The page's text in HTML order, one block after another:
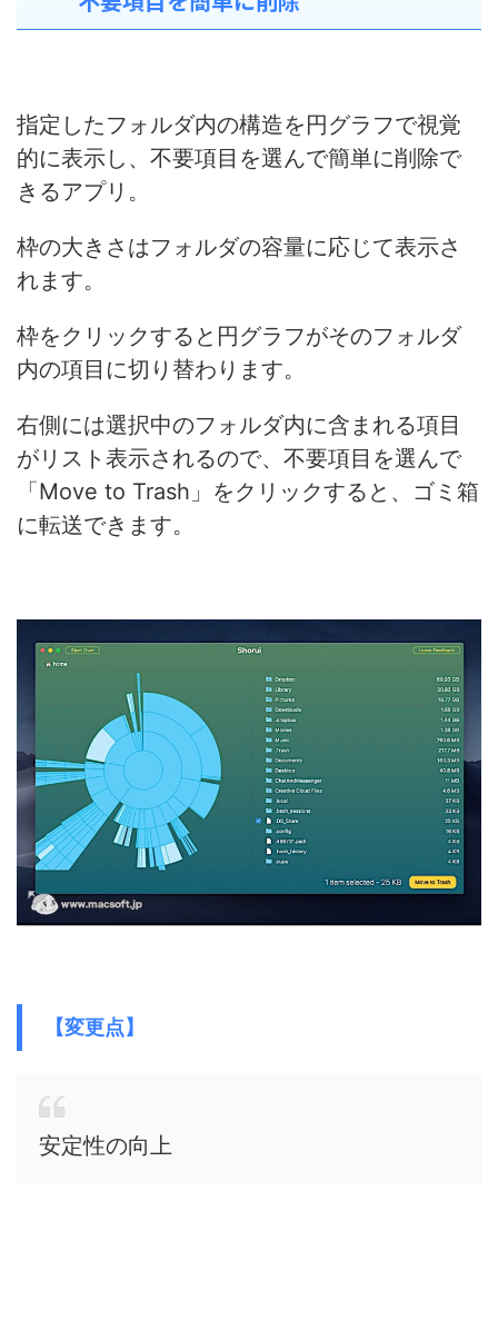
指定したフォルダ内の構造を円グラフで視覚
的に表示し、不要項目を選んで簡単に削除で
きるアプリ。
枠の大きさはフォルダの容量に応じて表示さ
れます。
枠をクリックすると円グラフがそのフォルダ
内の項目に切り替わります。
右側には選択中のフォルダ内に含まれる項目
がリスト表示されるので、不要項目を選んで
「Move to Trash」をクリックすると、ゴミ箱
に転送できます。
【変更点】
安定性の向上